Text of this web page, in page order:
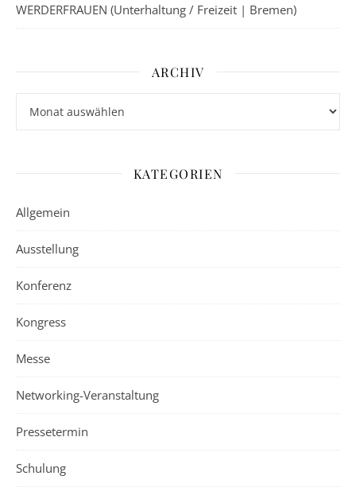
WERDERFRAUEN (Unterhaltung / Freizeit | Bremen)
ARCHIV
KATEGORIEN
Allgemein
Ausstellung
Konferenz
Kongress
Messe
Networking-Veranstaltung
Pressetermin
Schulung